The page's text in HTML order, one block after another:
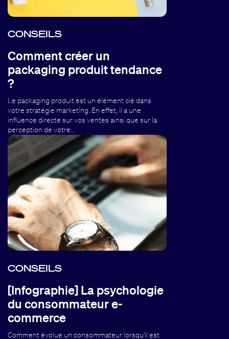
CONSEILS
Comment créer un
packaging produit tendance
?
Le packaging produit est un élément clé dans
votre stratégie marketing. En effet, il a une
influence directe sur vos ventes ainsi que sur la
perception de votre…
CONSEILS
[Infographie] La psychologie
du consommateur e-
commerce
Comment évolue un consommateur lorsqu'il est